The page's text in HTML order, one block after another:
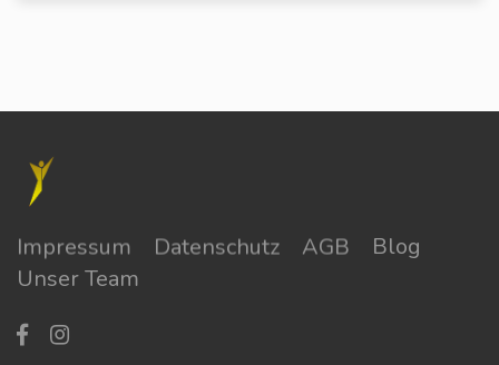
Impressum Datenschutz AGB
Blog
Unser Team